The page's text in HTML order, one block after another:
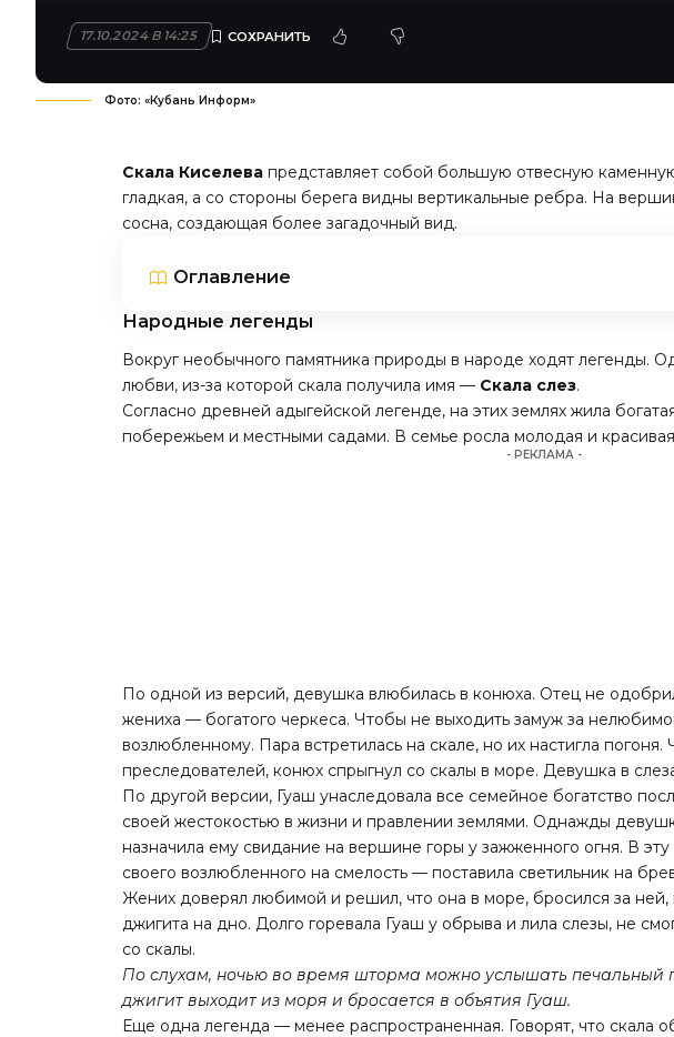
17.10.2024 В 14:25
Фото: «Кубань Информ»
Скала Киселева представляет собой большую отвесную
гладкая, а со стороны берега видны вертикальные ребра. На
сосна, создающая более загадочный вид.
Оглавление
Народные легенды
Вокруг необычного памятника природы в народе ходят легенды.
любви, из-за которой скала получила имя — Скала слез.
Согласно древней адыгейской легенде, на этих землях жила
побережьем и местными садами. В семье росла молодая и
- РЕКЛАМА -
По одной из версий, девушка влюбилась в конюха. Отец не
жениха — богатого черкеса. Чтобы не выходить замуж за
возлюбленному. Пара встретилась на скале, но их настигла погоня.
преследователей, конюх спрыгнул со скалы в море. Девушка в
По другой версии, Гуаш унаследовала все семейное богатство
своей жестокостью в жизни и правлении землями. Однажды
назначила ему свидание на вершине горы у зажженного огня. В
своего возлюбленного на смелость — поставила светильник на
Жених доверял любимой и решил, что она в море, бросился за ней,
джигита на дно. Долго горевала Гуаш у обрыва и лила слезы, не
со скалы.
По слухам, ночью во время шторма можно услышать печальный
джигит выходит из моря и бросается в объятия Гуаш.
Еще одна легенда — менее распространенная. Говорят, что скала